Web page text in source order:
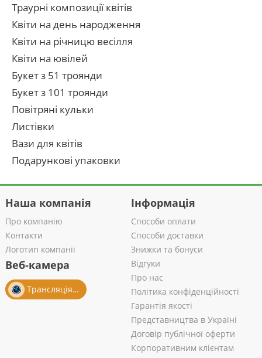
Траурні композиції квітів
Квіти на день народження
Квіти на річницю весілля
Квіти на ювілей
Букет з 51 троянди
Букет з 101 троянди
Повітряні кульки
Листівки
Вази для квітів
Подарункові упаковки
Наша компанія
Про компанію
Контакти
Логотип компанії
Веб-камера
Трансляція із салону
Інформація
Способи оплати
Способи доставки
Знижки та бонуси
Відгуки
Про нас
Політика конфіденційності
Гарантія якості
Представництва в Україні
Договір публічної оферти
Корпоративним клієнтам